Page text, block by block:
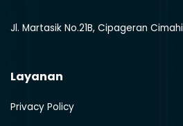
Jl. Martasik No.21B, Cipageran Cimahi
Layanan
Privacy Policy